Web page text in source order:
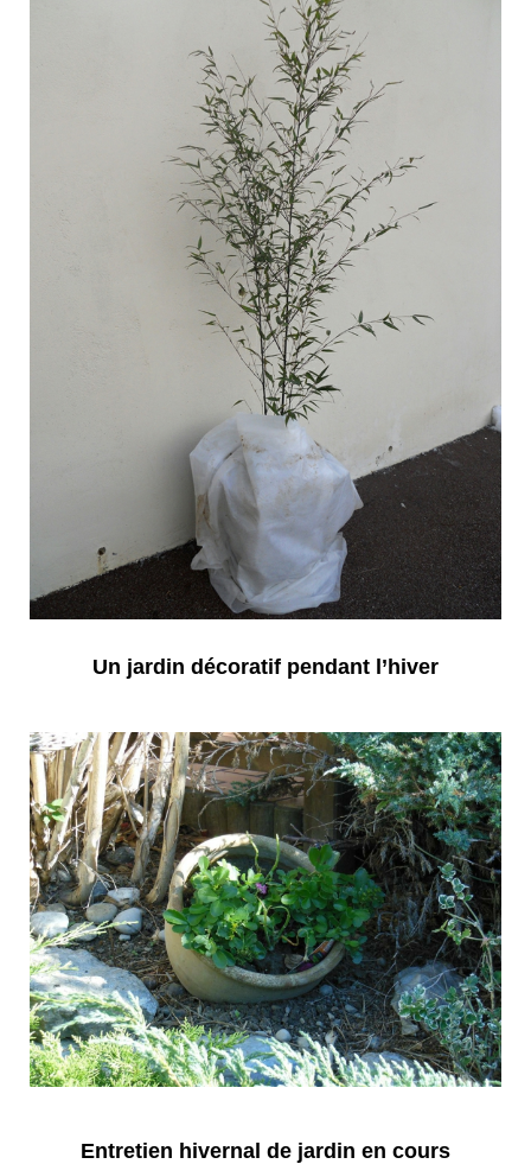
Un jardin décoratif pendant l’hiver
Entretien hivernal de jardin en cours